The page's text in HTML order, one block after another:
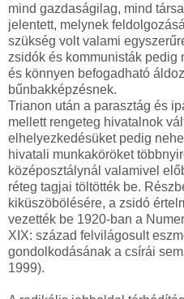
mind gazdaságilag, mind
jelentett, melynek
szükség volt valami
zsidók és kommunisták pedig
és könnyen befogadható
bűnbakképzésnek.
Trianon után a parasztág és
mellett rengeteg hivatalnok
elhelyezkedésüket pedig
hivatali munkaköröket
középosztálynál valamivel
réteg tagjai töltötték be.
kiküszöbölésére, a zsidó
vezették be 1920-ban a
XIX: század felvilágosult
gondolkodásának a csírái
1999).